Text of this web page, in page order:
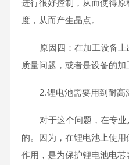
进行很好控制，从而使得
度，从而产生晶点。
原因四：在加工设备
质量问题，或者是设备的加
2.锂电池需要用到耐高
对于这个问题，在专
的。因为，在锂电池上使
作用，是为保护锂电池电